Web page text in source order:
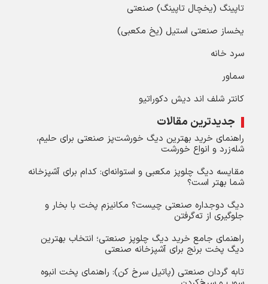
تاپینگ (یخچال تاپینگ) صنعتی
یخساز صنعتی استیل (یخ مکعبی)
سرد خانه
سماور
کانتر شلف اند دیش دکوراتیو
جدیدترین مقالات
راهنمای خرید بهترین دیگ خورشت‌پز صنعتی برای حلیم،
شله‌زرد و انواع خورشت
مقایسه دیگ چلوپز مکعبی و استوانه‌ای: کدام برای آشپزخانه
شما بهتر است؟
دیگ دوجداره صنعتی چیست؟ مکانیزم پخت با بخار و
جلوگیری از ته‌گرفتن
راهنمای جامع خرید دیگ چلوپز صنعتی؛ انتخاب بهترین
دیگ پخت برنج برای آشپزخانه صنعتی
تابه گردان صنعتی (پاتیل سرخ کن): راهنمای پخت انبوه